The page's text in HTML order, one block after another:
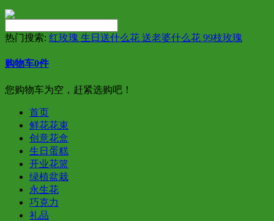
热门搜索: 红玫瑰 生日送什么花 送老婆什么花 99枝玫瑰
购物车0件
您购物车为空，赶紧选购吧！
首页
鲜花花束
创意花盒
生日蛋糕
开业花篮
绿植盆栽
永生花
巧克力
礼品